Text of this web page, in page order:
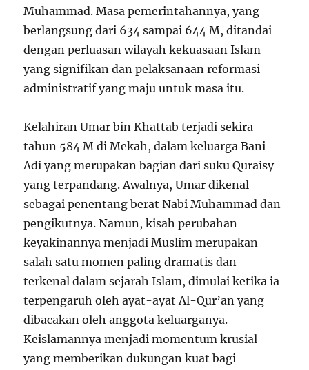
Muhammad. Masa pemerintahannya, yang
berlangsung dari 634 sampai 644 M, ditandai
dengan perluasan wilayah kekuasaan Islam
yang signifikan dan pelaksanaan reformasi
administratif yang maju untuk masa itu.
Kelahiran Umar bin Khattab terjadi sekira
tahun 584 M di Mekah, dalam keluarga Bani
Adi yang merupakan bagian dari suku Quraisy
yang terpandang. Awalnya, Umar dikenal
sebagai penentang berat Nabi Muhammad dan
pengikutnya. Namun, kisah perubahan
keyakinannya menjadi Muslim merupakan
salah satu momen paling dramatis dan
terkenal dalam sejarah Islam, dimulai ketika ia
terpengaruh oleh ayat-ayat Al-Qur’an yang
dibacakan oleh anggota keluarganya.
Keislamannya menjadi momentum krusial
yang memberikan dukungan kuat bagi